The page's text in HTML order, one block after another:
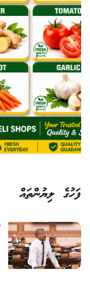
ފަހުގެ ލިޔުންތައް